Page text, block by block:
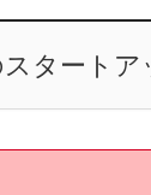
タートア